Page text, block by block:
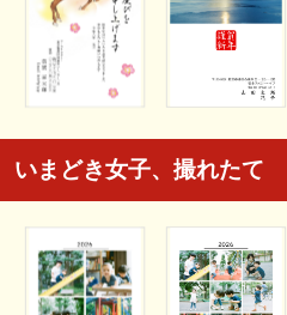
いまどき女子、撮れたて